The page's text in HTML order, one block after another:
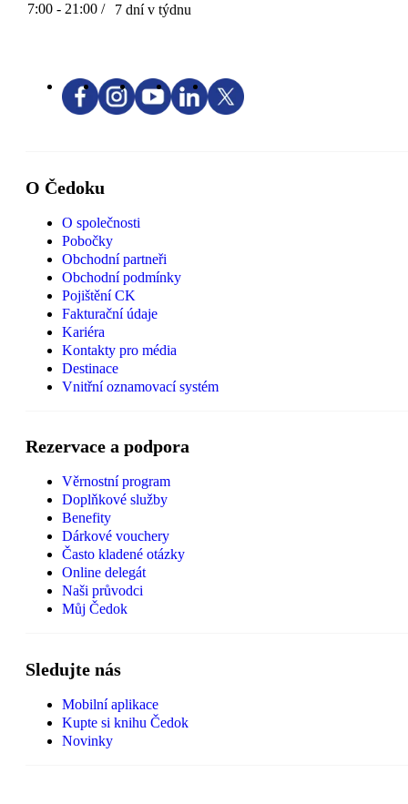
7:00 - 21:00 / 7 dní v týdnu
O Čedoku
O společnosti
Pobočky
Obchodní partneři
Obchodní podmínky
Pojištění CK
Fakturační údaje
Kariéra
Kontakty pro média
Destinace
Vnitřní oznamovací systém
Rezervace a podpora
Věrnostní program
Doplňkové služby
Benefity
Dárkové vouchery
Často kladené otázky
Online delegát
Naši průvodci
Můj Čedok
Sledujte nás
Mobilní aplikace
Kupte si knihu Čedok
Novinky